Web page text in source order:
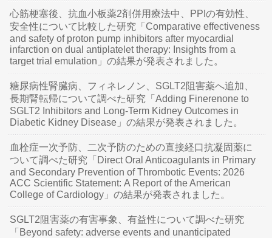
心筋梗塞後、抗血小板薬2剤併用療法中、PPIの有効性、
安全性について比較した研究「Comparative effectiveness
and safety of proton pump inhibitors after myocardial
infarction on dual antiplatelet therapy: Insights from a
target trial emulation」の結果が発表されました。
糖尿病性腎臓病、フィネレノン、SGLT2阻害薬へ追加、
長期腎転帰について調べた研究「Adding Finerenone to
SGLT2 Inhibitors and Long-Term Kidney Outcomes in
Diabetic Kidney Disease」の結果が発表されました。
血栓症一次予防、二次予防のための直接経口抗凝固薬に
ついて調べた研究「Direct Oral Anticoagulants in Primary
and Secondary Prevention of Thrombotic Events: 2026
ACC Scientific Statement: A Report of the American
College of Cardiology」の結果が発表されました。
SGLT2阻害薬の有害事象、有益性について調べた研究
「Beyond safety: adverse events and unanticipated